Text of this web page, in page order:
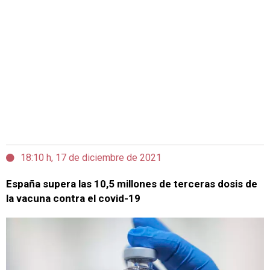
18:10 h, 17 de diciembre de 2021
España supera las 10,5 millones de terceras dosis de
la vacuna contra el covid-19